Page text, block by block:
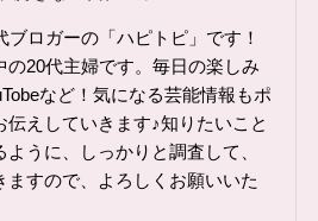
ブロガーの「ハピトピ」です！
の20代主婦です。毎日の楽しみ
など！気になる芸能情報もポ
伝えしていきます♪知りたいこと
うに、しっかりと調査して、
ますので、よろしくお願いいた